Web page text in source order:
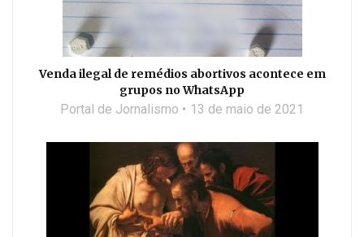
Venda ilegal de remédios abortivos acontece em
grupos no WhatsApp
Portal de Jornalismo 13 de maio de 2021